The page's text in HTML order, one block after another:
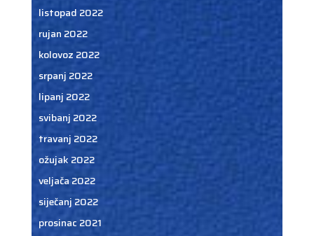
listopad 2022
rujan 2022
kolovoz 2022
srpanj 2022
lipanj 2022
svibanj 2022
travanj 2022
ožujak 2022
veljača 2022
siječanj 2022
prosinac 2021